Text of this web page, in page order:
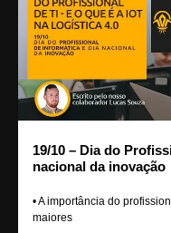
19/10 – Dia do
nacional da inovação
• A importância do
maiores